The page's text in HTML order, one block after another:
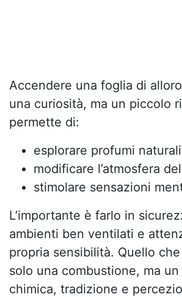
Accendere una foglia di
una curiosità, ma un piccolo
permette di:
esplorare profumi
modificare l’atmosfera
stimolare sensazioni
L’importante è farlo in
ambienti ben ventilati e
propria sensibilità. Quello
solo una combustione, ma
chimica, tradizione e